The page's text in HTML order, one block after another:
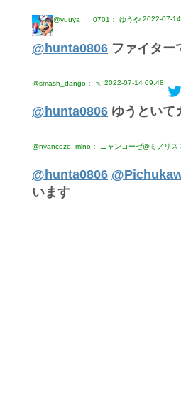
@yuuya___0701： ゆうや 2022-07-
@hunta0806 ファイター
@smash_dango： 🍡 2022-07-14 09:48
@hunta0806 ゆうといて
@nyancoze_mino： ニャンコーゼ@ミノリス
@hunta0806
います